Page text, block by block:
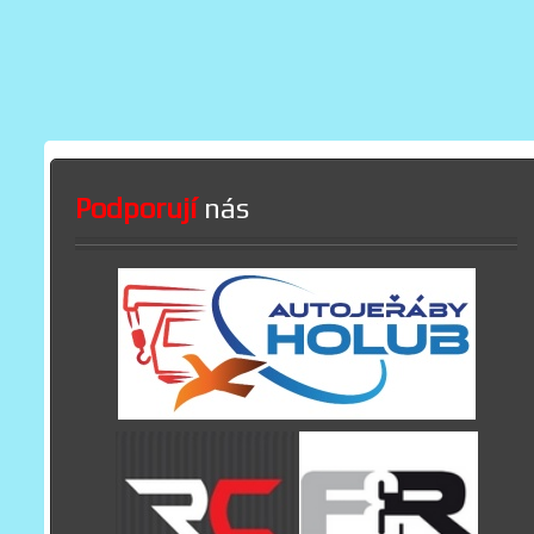
Podporujínás